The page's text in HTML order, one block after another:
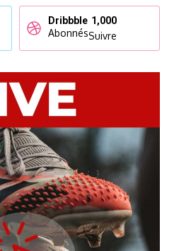
Dribbble 1,000
AbonnésSuivre